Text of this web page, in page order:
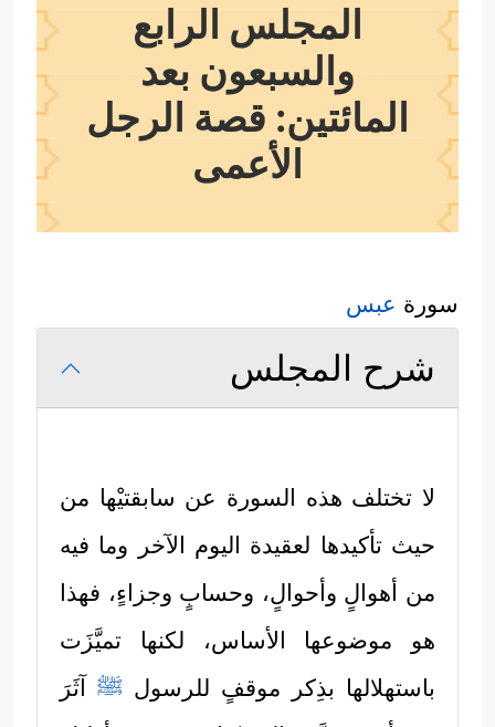
المجلس الرابع
والسبعون بعد
المائتين: قصة الرجل
الأعمى
سورة عبس
شرح المجلس
لا تختلف هذه السورة عن سابقتيْها من
حيث تأكيدها لعقيدة اليوم الآخر وما فيه
من أهوالٍ وأحوالٍ، وحسابٍ وجزاءٍ، فهذا
هو موضوعها الأساس، لكنها تميَّزَت
باستهلالها بذِكر موقفٍ للرسول ﷺ آثَرَ